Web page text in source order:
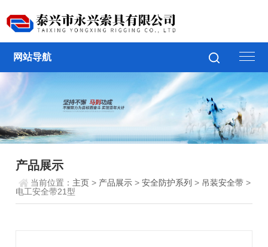
网站导航
产品展示
当前位置： 主页 > 产品展示 >安全防护系列 > 吊装安全带 >
电工安全带21型